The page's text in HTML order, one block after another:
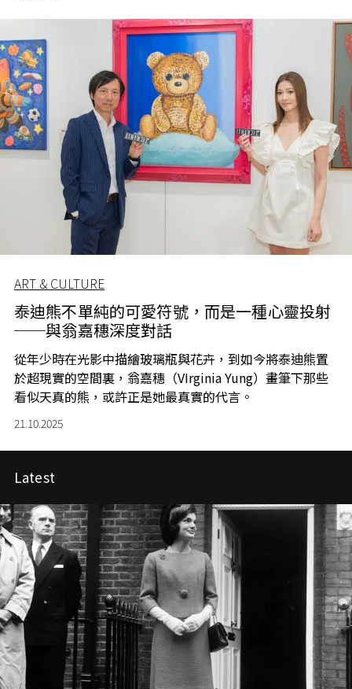
ART & CULTURE
泰迪熊不單純的可愛符號，而是一種心靈投射
──與翁嘉穗深度對話
從年少時在光影中描繪玻璃瓶與花卉，到如今將泰迪熊置
於超現實的空間裏， 翁嘉穗（VIrginia Yung） 畫筆下那些
看似天真的熊，或許正是她最真實的代言。
21.10.2025
Latest